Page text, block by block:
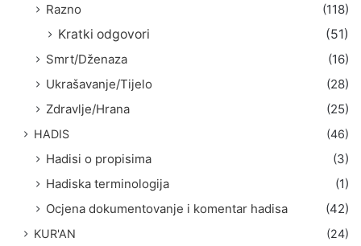
Razno
(118)
Kratki odgovori
(51)
Smrt/Dženaza
(16)
Ukrašavanje/Tijelo
(28)
Zdravlje/Hrana
(25)
HADIS (46)
Hadisi o propisima
(3)
Hadiska terminologija
(1)
Ocjena dokumentovanje i komentar hadisa
(42)
KUR'AN (24)